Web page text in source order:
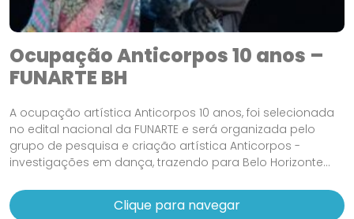
Ocupação Anticorpos 10 anos –
FUNARTE BH
A ocupação artística Anticorpos 10 anos, foi selecionada
no edital nacional da FUNARTE e será organizada pelo
grupo de pesquisa e criação artística Anticorpos -
investigações em dança, trazendo para Belo Horizonte...
Clique para navegar